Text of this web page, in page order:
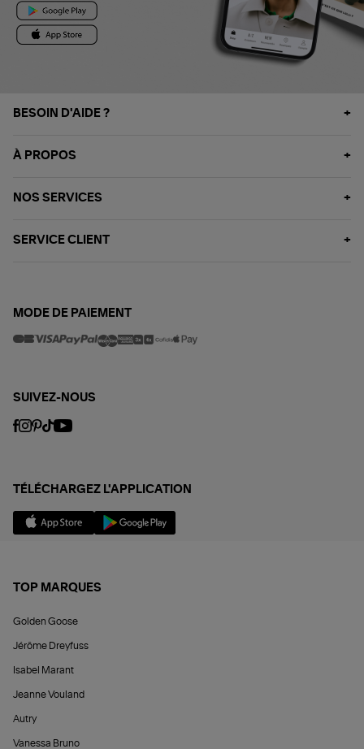
BESOIN D'AIDE ?
À PROPOS
NOS SERVICES
SERVICE CLIENT
MODE DE PAIEMENT
SUIVEZ-NOUS
TÉLÉCHARGEZ L'APPLICATION
TOP MARQUES
Golden Goose
Jérôme Dreyfuss
Isabel Marant
Jeanne Vouland
Autry
Vanessa Bruno